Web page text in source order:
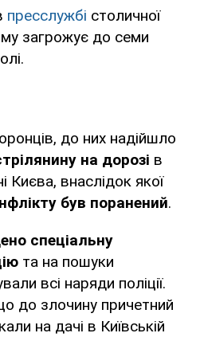
пресслужбі столичної
загрожує до семи
до них надійшло
на дорозі в
Києва, внаслідок якої
був поранений.
спеціальну
та на пошуки
всі наряди поліції.
до злочину причетний
на дачі в Київській